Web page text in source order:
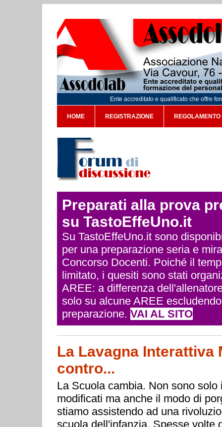
Ente accreditato e qualificato che offre
HOME REGISTRAZIONE REGOLAMENTO
Preparati alla prova
su TastoEffeUno.it
Su TastoEffeUno.it sono
per una preparazione seria e
Concorso Docenti. Poiché il
limitato, i quesiti sono stati
AREE: a differenza
solo su alcune AREE
preparazione. VAI AL SITO
La Lavagna Interattiva
contro...
La Scuola cambia. Non sono
modificati ma anche il modo di
stiamo assistendo ad una
scuola dell'infanzia. Spesse volte